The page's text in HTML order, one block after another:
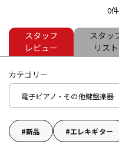
ドラム
管楽器
0
スタッフ
レビュー
スタッ
リスト
カテゴリー
電子ピアノ・その他鍵盤楽器
新品 エレキギター